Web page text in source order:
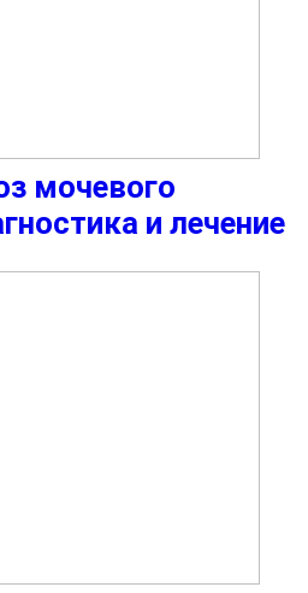
мочевого
и лечение